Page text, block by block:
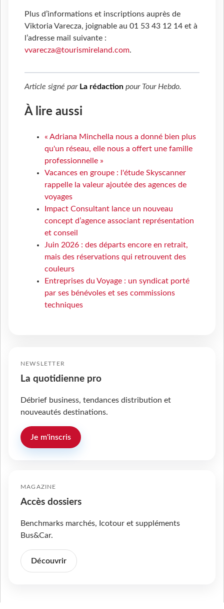
Plus d’informations et inscriptions auprès de
Viktoria Varecza, joignable au 01 53 43 12 14 et à
l’adresse mail suivante :
vvarecza@tourismireland.com.
Article signé par La rédaction pour Tour Hebdo.
À lire aussi
« Adriana Minchella nous a donné bien plus
qu'un réseau, elle nous a offert une famille
professionnelle »
Vacances en groupe : l'étude Skyscanner
rappelle la valeur ajoutée des agences de
voyages
Impact Consultant lance un nouveau
concept d’agence associant représentation
et conseil
Juin 2026 : des départs encore en retrait,
mais des réservations qui retrouvent des
couleurs
Entreprises du Voyage : un syndicat porté
par ses bénévoles et ses commissions
techniques
NEWSLETTER
La quotidienne pro
Débrief business, tendances distribution et
nouveautés destinations.
Je m'inscris
MAGAZINE
Accès dossiers
Benchmarks marchés, Icotour et suppléments
Bus&Car.
Découvrir